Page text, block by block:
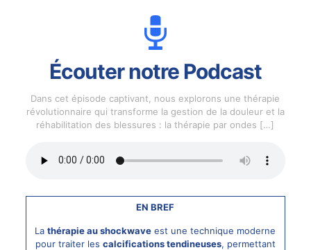
Écouter notre Podcast
Dans cet épisode captivant, nous explorons une thérapie
révolutionnaire qui transforme la gestion de la douleur et la
réhabilitation des blessures : la thérapie par ondes […]
EN BREF
Lathérapie au shockwave est une technique moderne
pour traiter les calcifications tendineuses, permettant